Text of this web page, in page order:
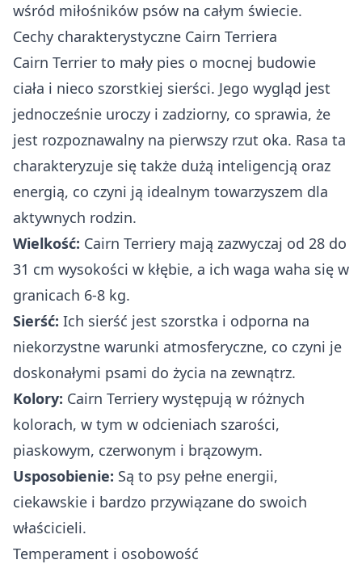
wśród miłośników psów na całym świecie.
Cechy charakterystyczne Cairn Terriera
Cairn Terrier to mały pies o mocnej budowie
ciała i nieco szorstkiej sierści. Jego wygląd jest
jednocześnie uroczy i zadziorny, co sprawia, że
jest rozpoznawalny na pierwszy rzut oka. Rasa ta
charakteryzuje się także dużą inteligencją oraz
energią, co czyni ją idealnym towarzyszem dla
aktywnych rodzin.
Wielkość: Cairn Terriery mają zazwyczaj od 28 do
31 cm wysokości w kłębie, a ich waga waha się w
granicach 6-8 kg.
Sierść: Ich sierść jest szorstka i odporna na
niekorzystne warunki atmosferyczne, co czyni je
doskonałymi psami do życia na zewnątrz.
Kolory: Cairn Terriery występują w różnych
kolorach, w tym w odcieniach szarości,
piaskowym, czerwonym i brązowym.
Usposobienie: Są to psy pełne energii,
ciekawskie i bardzo przywiązane do swoich
właścicieli.
Temperament i osobowość